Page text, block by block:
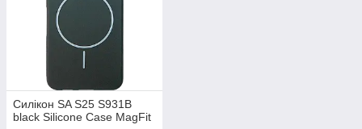
Силікон SA S25 S931B
black Silicone Case MagFit